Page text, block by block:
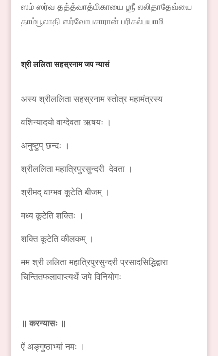
ஸம் ஸர்வ தத்த்வாத்மிகாயை ஶ்ரீ லலிதாதேவ்யை
தாம்பூலாதி ஸர்வோபசாரான் பரிகல்பயாமி
श्रीललितासहस्रनामजपन्यासं
अस्य श्रीललिता सहस्रनाम स्तोत्र महामंत्रस्य
वशिन्यादयो वाग्देवता ऋषयः ।
अनुष्टुप् छन्दः ।
श्रीललिता महात्रिपुरसुन्दरी देवता ।
श्रीमद् वाग्भव कूटेति बीजम् ।
मध्य कूटेति शक्तिः ।
शक्ति कूटेति कीलकम् ।
मम श्री ललिता महात्रिपुरसुन्दरी प्रसादसिद्धिद्वारा
चिन्तितफलावाप्त्यर्थे जपे विनियोगः
॥ करन्यासः ॥
ऐं अङ्गुष्ठाभ्यां नमः ।